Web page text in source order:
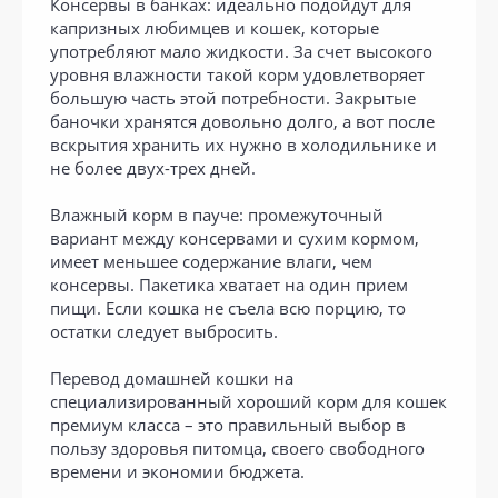
Консервы в банках: идеально подойдут для
капризных любимцев и кошек, которые
употребляют мало жидкости. За счет высокого
уровня влажности такой корм удовлетворяет
большую часть этой потребности. Закрытые
баночки хранятся довольно долго, а вот после
вскрытия хранить их нужно в холодильнике и
не более двух-трех дней.
Влажный корм в пауче: промежуточный
вариант между консервами и сухим кормом,
имеет меньшее содержание влаги, чем
консервы. Пакетика хватает на один прием
пищи. Если кошка не съела всю порцию, то
остатки следует выбросить.
Перевод домашней кошки на
специализированный хороший корм для кошек
премиум класса – это правильный выбор в
пользу здоровья питомца, своего свободного
времени и экономии бюджета.